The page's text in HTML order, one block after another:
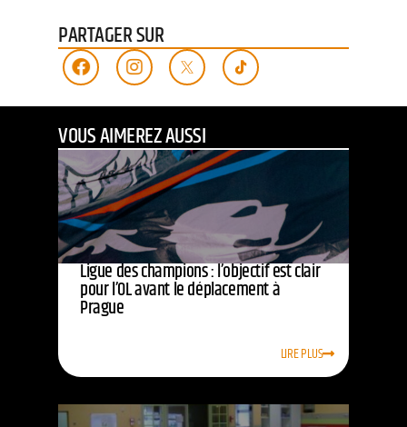
PARTAGER SUR
VOUS AIMEREZ AUSSI
Ligue des champions : l’objectif est clair
pour l’OL avant le déplacement à
Prague
LIRE PLUS